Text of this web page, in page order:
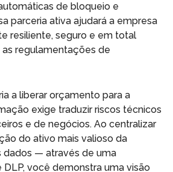
de bloqueio e
parceria ativa ajudará a empresa
resiliente, seguro e em total
regulamentações de
a liberar orçamento para a
exige traduzir riscos técnicos
e de negócios. Ao centralizar
do ativo mais valioso da
dados — através de uma
você demonstra uma visão